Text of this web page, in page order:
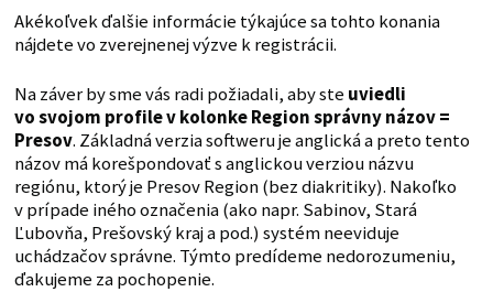
Akékoľvek ďalšie informácie týkajúce sa tohto konania
nájdete vo zverejnenej výzve k registrácii.
Na záver by sme vás radi požiadali, aby ste uviedli
vo svojom profile v kolonke Region správny názov =
Presov. Základná verzia softweru je anglická a preto tento
názov má korešpondovať s anglickou verziou názvu
regiónu, ktorý je Presov Region (bez diakritiky). Nakoľko
v prípade iného označenia (ako napr. Sabinov, Stará
Ľubovňa, Prešovský kraj a pod.) systém neeviduje
uchádzačov správne. Týmto predídeme nedorozumeniu,
ďakujeme za pochopenie.